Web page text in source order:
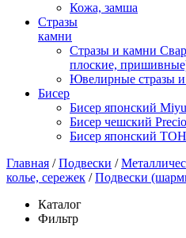
Кожа, замша
Стразы
камни
Стразы и камни
плоские,
Ювелирные стразы
Бисер
Бисер японский
Бисер чешский
Бисер японский
Главная /Подвески /
колье, сережек /Подвески
Каталог
Фильтр